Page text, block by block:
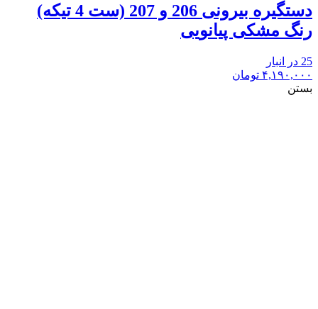
دستگیره بیرونی 206 و 207 (ست 4 تیکه)
رنگ مشکی پیانویی
25 در انبار
۴,۱۹۰,۰۰۰ تومان
بستن